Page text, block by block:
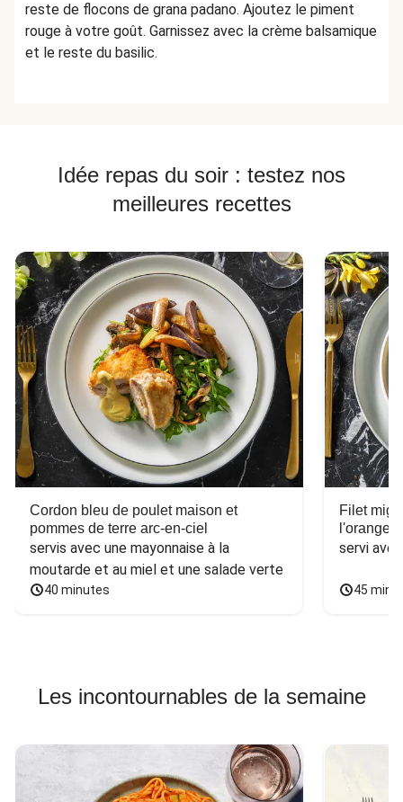
reste de flocons de grana padano. Ajoutez le piment
rouge à votre goût. Garnissez avec la crème balsamique
et le reste du basilic.
Idée repas du soir : testez nos
meilleures recettes
Cordon bleu de poulet maison et
pommes de terre arc-en-ciel
servis avec une mayonnaise à la
moutarde et au miel et une salade verte
40 minutes
Filet
l'orange
servi
45
Les incontournables de la semaine